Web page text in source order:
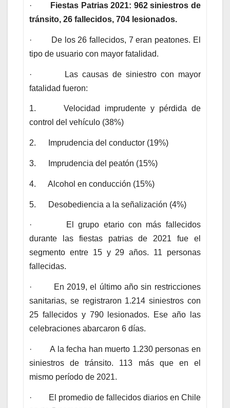
·
Fiestas Patrias 2021: 962 siniestros de
tránsito, 26 fallecidos, 704 lesionados.
· De los 26 fallecidos, 7 eran peatones. El
tipo de usuario con mayor fatalidad.
· Las causas de siniestro con mayor
fatalidad fueron:
1. Velocidad imprudente y pérdida de
control del vehículo (38%)
2. Imprudencia del conductor (19%)
3. Imprudencia del peatón (15%)
4. Alcohol en conducción (15%)
5. Desobediencia a la señalización (4%)
· El grupo etario con más fallecidos
durante las fiestas patrias de 2021 fue el
segmento entre 15 y 29 años. 11 personas
fallecidas.
· En 2019, el último año sin restricciones
sanitarias, se registraron 1.214 siniestros con
25 fallecidos y 790 lesionados. Ese año las
celebraciones abarcaron 6 días.
· A la fecha han muerto 1.230 personas en
siniestros de tránsito. 113 más que en el
mismo período de 2021.
· El promedio de fallecidos diarios en Chile